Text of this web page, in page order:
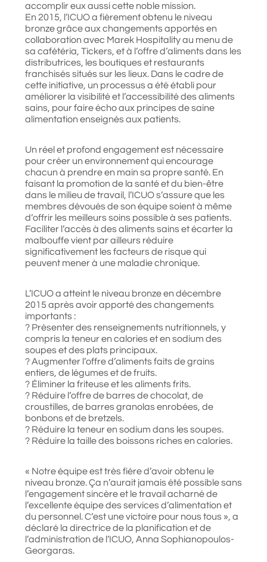
accomplir eux aussi cette noble mission.
En 2015, l’ICUO a fièrement obtenu le niveau
bronze grâce aux changements apportés en
collaboration avec Marek Hospitality au menu de
sa cafétéria, Tickers, et à l’offre d’aliments dans les
distributrices, les boutiques et restaurants
franchisés situés sur les lieux. Dans le cadre de
cette initiative, un processus a été établi pour
améliorer la visibilité et l’accessibilité des aliments
sains, pour faire écho aux principes de saine
alimentation enseignés aux patients.
Un réel et profond engagement est nécessaire
pour créer un environnement qui encourage
chacun à prendre en main sa propre santé. En
faisant la promotion de la santé et du bien-être
dans le milieu de travail, l’ICUO s’assure que les
membres dévoués de son équipe soient à même
d’offrir les meilleurs soins possible à ses patients.
Faciliter l’accès à des aliments sains et écarter la
malbouffe vient par ailleurs réduire
significativement les facteurs de risque qui
peuvent mener à une maladie chronique.
L’ICUO a atteint le niveau bronze en décembre
2015 après avoir apporté des changements
importants :
? Présenter des renseignements nutritionnels, y
compris la teneur en calories et en sodium des
soupes et des plats principaux.
? Augmenter l’offre d’aliments faits de grains
entiers, de légumes et de fruits.
? Éliminer la friteuse et les aliments frits.
? Réduire l’offre de barres de chocolat, de
croustilles, de barres granolas enrobées, de
bonbons et de bretzels.
? Réduire la teneur en sodium dans les soupes.
? Réduire la taille des boissons riches en calories.
« Notre équipe est très fière d’avoir obtenu le
niveau bronze. Ça n’aurait jamais été possible sans
l’engagement sincère et le travail acharné de
l’excellente équipe des services d’alimentation et
du personnel. C’est une victoire pour nous tous », a
déclaré la directrice de la planification et de
l’administration de l’ICUO, Anna Sophianopoulos-
Georgaras.